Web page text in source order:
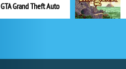
GTA Grand Theft Auto